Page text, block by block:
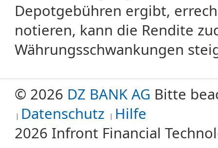
Depotgebühren ergibt,
notieren, kann die Rendite
Währungsschwankungen
© 2026 DZ BANK AG Bitte
Datenschutz Hilfe
2026 Infront Financial